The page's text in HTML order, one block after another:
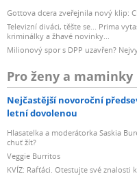
Gottova dcera zveřejnila nový klip:
Televizní diváci, těšte se... Prima
kriminálky a žhavé novinky...
Milionový spor s DPP uzavřen?
Pro ženy a maminky
Nejčastější novoroční
letní dovolenou
Hlasatelka a moderátorka Saskia
chuť žít?
Veggie Burritos
KVÍZ: Rafťáci. Otestujte své